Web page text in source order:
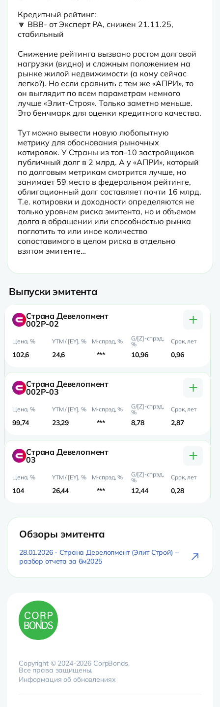
Кредитный рейтинг:
🔽 BBB- от Эксперт РА, снижен 21.11.25,
стабильный
Снижение рейтинга вызвано ростом долговой
нагрузки (видно) и сложным положением на
рынке жилой недвижимости (а кому сейчас
легко?). Но если сравнить с тем же «АПРИ», то
он выглядит по всем параметрам немного
лучше «Элит-Строя». Только заметно меньше.
Это бенчмарк для оценки кредитного качества.
Тут можно вывести новую любопытную
метрику для обоснования рыночных
котировок. У Страны из топ-10 застройщиков
публичный долг в 2 млрд. А у «АПРИ», который
по долговым метрикам смотрится лучше, но
занимает 59 место в федеральном рейтинге,
облигационный долг составляет почти 16 млрд.
Т.е. котировки и доходности определяются не
только уровнем риска эмитента, но и объемом
долга в обращении или способностью рынка
поглотить то или иное количество
сопоставимого в целом риска в отдельно
взятом эмитенте…
Выпуски эмитента
Страна Девелопмент
002Р-02
+
102,6 24,6 *** 10,96 0,96
Страна Девелопмент
002Р-03
+
99,74 23,29 *** 8,78 2,87
Страна Девелопмент
03
+
104 26,44 *** 12,44 0,28
Обзоры эмитента
28.01.2026 - Страна Девелопмент (Элит Строй) –
разбор отчета за 6м2025
Copyright © 2024-2026 CorpBonds.
Все права защищены.
Информация об обновлениях